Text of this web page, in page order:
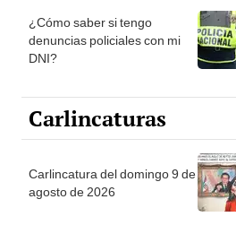
la ONPE
¿Cómo saber si tengo
denuncias policiales con mi
DNI?
Carlincaturas
Carlincatura del domingo 9 de
agosto de 2026